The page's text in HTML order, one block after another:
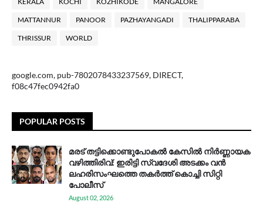
MATTANNUR PANOOR PAZHAYANGADI THALIPPARABA
THRISSUR WORLD
google.com, pub-7802078433237569, DIRECT,
f08c47fec0942fa0
POPULAR POSTS
മരട് തട്ടിക്കൊണ്ടുപോകൽ കേസിൽ നിർണ്ണായക
വഴിത്തിരിവ്: ഇരിട്ടി സ്വദേശി അടക്കം വൻ
ലഹരിസംഘത്തെ തകർത്ത് കൊച്ചി സിറ്റി
പോലീസ്
August 02, 2026